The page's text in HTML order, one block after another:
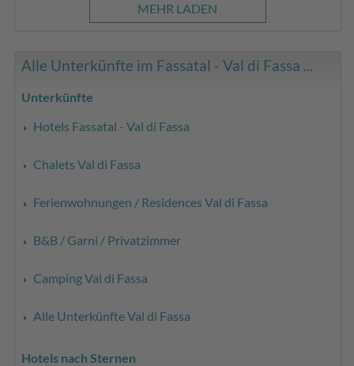
MEHR LADEN
Alle Unterkünfte im Fassatal - Val di Fassa ...
Unterkünfte
Hotels Fassatal - Val di Fassa
Chalets Val di Fassa
Ferienwohnungen / Residences Val di Fassa
B&B / Garni / Privatzimmer
Camping Val di Fassa
Alle Unterkünfte Val di Fassa
Hotels nach Sternen